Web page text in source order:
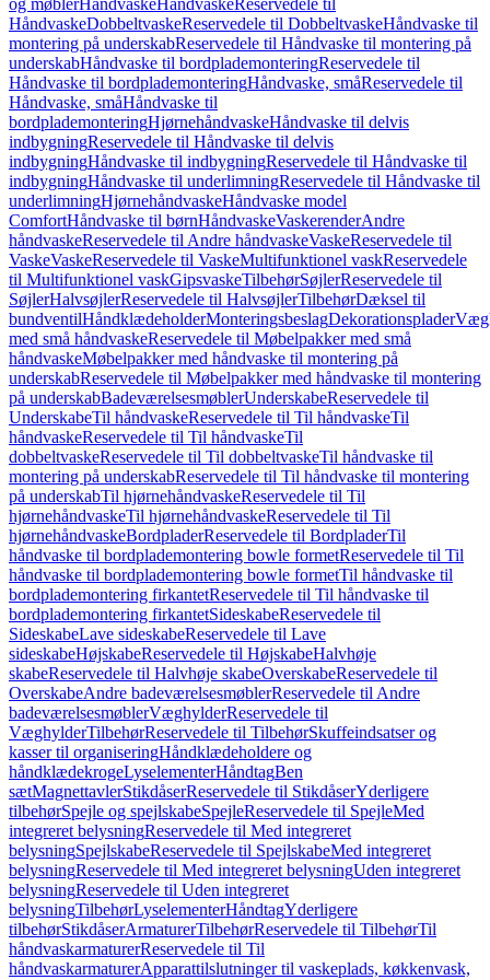
og møblerHåndvaskeHåndvaskeReservedele til
HåndvaskeDobbeltvaskeReservedele til DobbeltvaskeHåndvaske til
montering på underskabReservedele til Håndvaske til montering på
underskabHåndvaske til bordplademonteringReservedele til
Håndvaske til bordplademonteringHåndvaske, småReservedele til
Håndvaske, småHåndvaske til
bordplademonteringHjørnehåndvaskeHåndvaske til delvis
indbygningReservedele til Håndvaske til delvis
indbygningHåndvaske til indbygningReservedele til Håndvaske til
indbygningHåndvaske til underlimningReservedele til Håndvaske til
underlimningHjørnehåndvaskeHåndvaske model
ComfortHåndvaske til børnHåndvaskeVaskerenderAndre
håndvaskeReservedele til Andre håndvaskeVaskeReservedele til
VaskeVaskeReservedele til VaskeMultifunktionel vaskReservedele
til Multifunktionel vaskGipsvaskeTilbehørSøjlerReservedele til
SøjlerHalvsøjlerReservedele til HalvsøjlerTilbehørDæksel til
bundventilHåndklædeholderMonteringsbeslagDekorationsplader
med små håndvaskeReservedele til Møbelpakker med små
håndvaskeMøbelpakker med håndvaske til montering på
underskabReservedele til Møbelpakker med håndvaske til montering
på underskabBadeværelsesmøblerUnderskabeReservedele til
UnderskabeTil håndvaskeReservedele til Til håndvaskeTil
håndvaskeReservedele til Til håndvaskeTil
dobbeltvaskeReservedele til Til dobbeltvaskeTil håndvaske til
montering på underskabReservedele til Til håndvaske til montering
på underskabTil hjørnehåndvaskeReservedele til Til
hjørnehåndvaskeTil hjørnehåndvaskeReservedele til Til
hjørnehåndvaskeBordpladerReservedele til BordpladerTil
håndvaske til bordplademontering bowle formetReservedele til Til
håndvaske til bordplademontering bowle formetTil håndvaske til
bordplademontering firkantetReservedele til Til håndvaske til
bordplademontering firkantetSideskabeReservedele til
SideskabeLave sideskabeReservedele til Lave
sideskabeHøjskabeReservedele til HøjskabeHalvhøje
skabeReservedele til Halvhøje skabeOverskabeReservedele til
OverskabeAndre badeværelsesmøblerReservedele til Andre
badeværelsesmøblerVæghylderReservedele til
VæghylderTilbehørReservedele til TilbehørSkuffeindsatser og
kasser til organiseringHåndklædeholdere og
håndklædekrogeLyselementerHåndtagBen
sætMagnettavlerStikdåserReservedele til StikdåserYderligere
tilbehørSpejle og spejlskabeSpejleReservedele til SpejleMed
integreret belysningReservedele til Med integreret
belysningSpejlskabeReservedele til SpejlskabeMed integreret
belysningReservedele til Med integreret belysningUden integreret
belysningReservedele til Uden integreret
belysningTilbehørLyselementerHåndtagYderligere
tilbehørStikdåserArmaturerTilbehørReservedele til TilbehørTil
håndvaskarmaturerReservedele til Til
håndvaskarmaturerApparattilslutninger til vaskeplads, køkkenvask,